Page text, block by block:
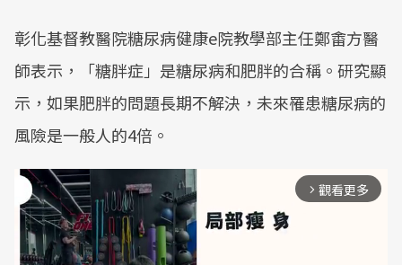
彰化基督教醫院糖尿病健康e院教學部主任鄭畬方醫
師表示，「糖胖症」是糖尿病和肥胖的合稱。研究顯
示，如果肥胖的問題長期不解決，未來罹患糖尿病的
風險是一般人的4倍。
arrow_forward_ios 觀看更多